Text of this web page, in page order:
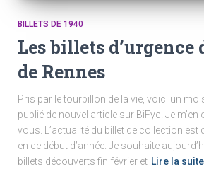
BILLETS DE 1940
Les billets d’urgence
de Rennes
Pris par le tourbillon de la vie, voici un
publié de nouvel article sur BiFyc. Je m’en
vous. L’actualité du billet de collection est
en ce début d’année. Je souhaite
billets découverts fin février et Lire la suite